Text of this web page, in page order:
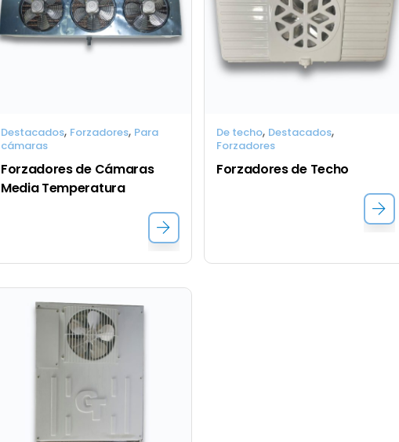
Destacados, Forzadores, Para
cámaras
Forzadores de Cámaras
Media Temperatura
De techo, Destacados,
Forzadores
Forzadores de Techo